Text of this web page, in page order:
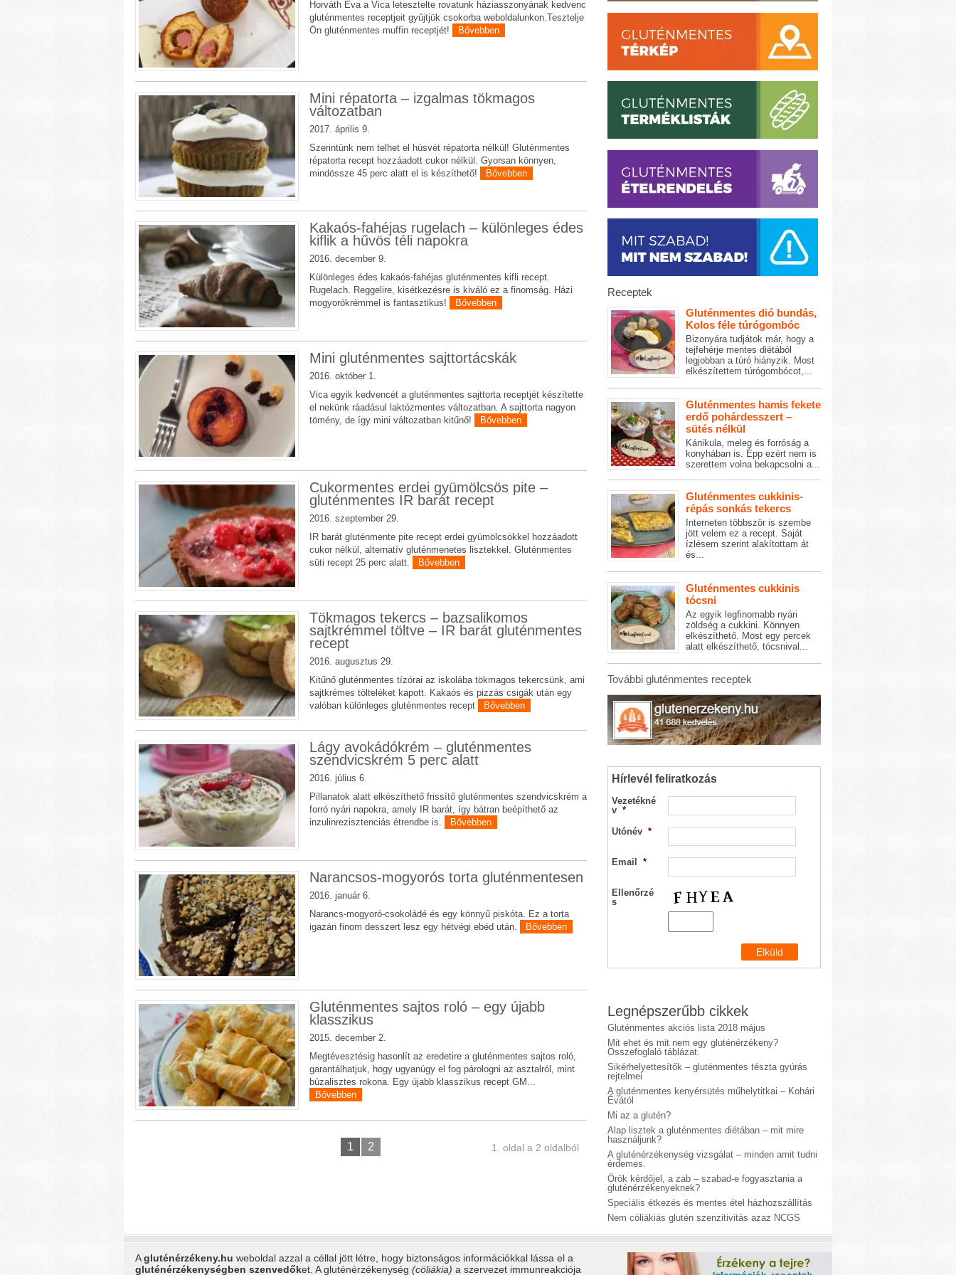
Horváth Éva a Vica letesztelte rovatunk háziasszonyának kedvenc
gluténmentes receptjeit gyűjtjük csokorba weboldalunkon.Tesztelje
Ön gluténmentes muffin receptjét!
Bővebben
Mini répatorta – izgalmas tökmagos
változatban
2017. április 9.
Szerintünk nem telhet el húsvét répatorta nélkül! Gluténmentes
répatorta recept hozzáadott cukor nélkül. Gyorsan könnyen,
mindössze 45 perc alatt el is készíthető!
Bővebben
Kakaós-fahéjas rugelach – különleges édes
kiflik a hűvös téli napokra
2016. december 9.
Különleges édes kakaós-fahéjas gluténmentes kifli recept.
Rugelach. Reggelire, kisétkezésre is kiváló ez a finomság. Házi
mogyorókrémmel is fantasztikus!
Bővebben
Mini gluténmentes sajttortácskák
2016. október 1.
Vica egyik kedvencét a gluténmentes sajttorta receptjét készítette
el nekünk ráadásul laktózmentes változatban. A sajttorta nagyon
tömény, de így mini változatban kitűnő!
Bővebben
Cukormentes erdei gyümölcsös pite –
gluténmentes IR barát recept
2016. szeptember 29.
IR barát gluténmente pite recept erdei gyümölcsökkel hozzáadott
cukor nélkül, alternatív gluténmenetes lisztekkel. Gluténmentes
süti recept 25 perc alatt.
Bővebben
Tökmagos tekercs – bazsalikomos
sajtkrémmel töltve – IR barát gluténmentes
recept
2016. augusztus 29.
Kitűnő gluténmentes tízórai az iskolába tökmagos tekercsünk, ami
sajtkrémes tölteléket kapott. Kakaós és pizzás csigák után egy
valóban különleges gluténmentes recept
Bővebben
Lágy avokádókrém – gluténmentes
szendvicskrém 5 perc alatt
2016. július 6.
Pillanatok alatt elkészíthető frissítő gluténmentes szendvicskrém a
forró nyári napokra, amely IR barát, így bátran beépíthető az
inzulinrezisztenciás étrendbe is.
Bővebben
Narancsos-mogyorós torta gluténmentesen
2016. január 6.
Narancs-mogyoró-csokoládé és egy könnyű piskóta. Ez a torta
igazán finom desszert lesz egy hétvégi ebéd után.
Bővebben
Gluténmentes sajtos roló – egy újabb
klasszikus
2015. december 2.
Megtévesztésig hasonlít az eredetire a gluténmentes sajtos roló,
garantálhatjuk, hogy ugyanúgy el fog párologni az asztalról, mint
búzalisztes rokona. Egy újabb klasszikus recept GM...
Bővebben
1. oldal a 2 oldalból
1 2
Receptek
Gluténmentes dió bundás,
Kolos féle túrógombóc
Bizonyára tudjátok már, hogy a
tejfehérje mentes diétából
legjobban a túró hiányzik. Most
elkészítettem túrógombócot,...
Gluténmentes hamis fekete
erdő pohárdesszert –
sütés nélkül
Kánikula, meleg és forróság a
konyhában is. Épp ezért nem is
szerettem volna bekapcsolni a...
Gluténmentes cukkinis-
répás sonkás tekercs
Interneten többször is szembe
jött velem ez a recept. Saját
ízlésem szerint alakítottam át
és...
Gluténmentes cukkinis
tócsni
Az egyik legfinomabb nyári
zöldség a cukkini. Könnyen
elkészíthető. Most egy percek
alatt elkészíthető, tócsnival...
További gluténmentes receptek
Hírlevél feliratkozás
Vezetékné
v *
Utónév *
Email *
Ellenőrzé
s
Legnépszerűbb cikkek
Gluténmentes akciós lista 2018 május
Mit ehet és mit nem egy gluténérzékeny?
Összefoglaló táblázat.
Sikérhelyettesítők – gluténmentes tészta gyúrás
rejtelmei
A gluténmentes kenyérsütés műhelytitkai – Kohári
Évától
Mi az a glutén?
Alap lisztek a gluténmentes diétában – mit mire
használjunk?
A gluténérzékenység vizsgálat – minden amit tudni
érdemes.
Örök kérdőjel, a zab – szabad-e fogyasztania a
gluténérzékenyeknek?
Speciális étkezés és mentes étel házhozszállítás
Nem cöliákiás glutén szenzitivitás azaz NCGS
Agluténérzékeny.hu weboldal azzal a céllal jött létre, hogy biztonságos információkkal lássa el a
gluténérzékenységben szenvedőket. A gluténérzékenység (cöliákia) a szervezet immunreakciója